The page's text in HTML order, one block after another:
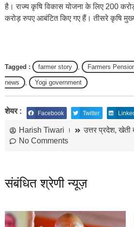
है। राज्य कृषि विकास योजना के लिए 200
करोड़ रुपए आबंटित किए गए हैं। तीसरे कृषि
Tagged : farmer story , Farmers
news , Yogi government
शेयर : Facebook Twitter
Harish Tiwari उत्तर प्रदेश,खेती
No Comments
संबंधित श्रेणी न्यूज़